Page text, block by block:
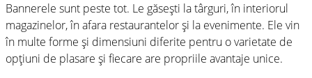
Bannerele sunt peste tot. Le găsești la târguri, în interiorul
magazinelor, în afara restaurantelor și la evenimente. Ele vin
în multe forme și dimensiuni diferite pentru o varietate de
opțiuni de plasare și fiecare are propriile avantaje unice.